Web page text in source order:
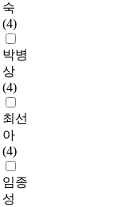
숙
(4)
박병
상
(4)
최선
아
(4)
임종
성